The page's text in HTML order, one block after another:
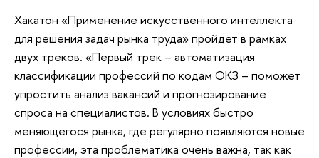
Хакатон «Применение искусственного интеллекта
для решения задач рынка труда» пройдет в рамках
двух треков. «Первый трек – автоматизация
классификации профессий по кодам ОКЗ – поможет
упростить анализ вакансий и прогнозирование
спроса на специалистов. В условиях быстро
меняющегося рынка, где регулярно появляются новые
профессии, эта проблематика очень важна, так как